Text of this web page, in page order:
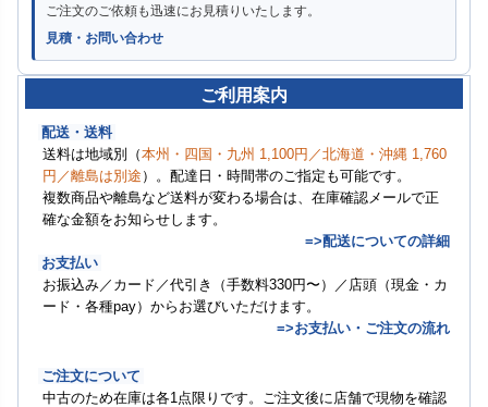
ご注文のご依頼も迅速にお見積りいたします。
見積・お問い合わせ
ご利用案内
配送・送料
送料は地域別（本州・四国・九州 1,100円／北海道・沖縄 1,760
円／離島は別途 ）。配達日・時間帯のご指定も可能です。
複数商品や離島など送料が変わる場合は、在庫確認メールで正
確な金額をお知らせします。
=>配送についての詳細
お支払い
お振込み／カード／代引き（手数料330円〜）／店頭（現金・カ
ード・各種pay）からお選びいただけます。
=>お支払い・ご注文の流れ
ご注文について
中古のため在庫は各1点限りです。ご注文後に店舗で現物を確認